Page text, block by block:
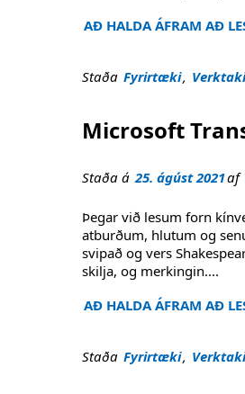
AÐ HALDA ÁFRAM AÐ
"Þýðandi þýðir nú
Staða Fyrirtæki,
Microsoft
Staða á 25. ágúst 2021af
Þegar við lesum forn
atburðum, hlutum og
svipað og vers
skilja, og merkingin....
AÐ HALDA ÁFRAM AÐ
"Microsoft Translator
Staða Fyrirtæki,